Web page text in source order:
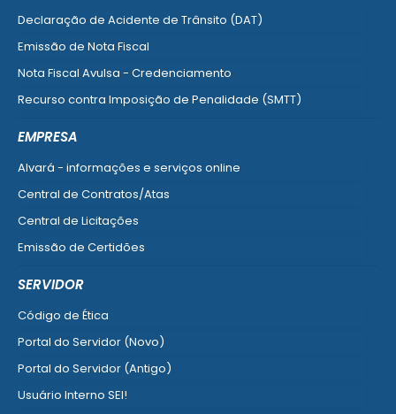
Declaração de Acidente de Trânsito (DAT)
Emissão de Nota Fiscal
Nota Fiscal Avulsa - Credenciamento
Recurso contra Imposição de Penalidade (SMTT)
EMPRESA
Alvará - informações e serviços online
Central de Contratos/Atas
Central de Licitações
Emissão de Certidões
SERVIDOR
Código de Ética
Portal do Servidor (Novo)
Portal do Servidor (Antigo)
Usuário Interno SEI!